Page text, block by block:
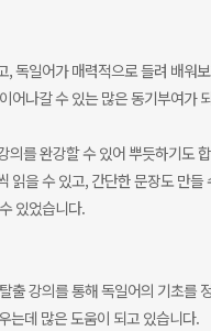
독일어가 매력적으로 들려 배
어나갈 수 있는 많은 동기부여가
의를 완강할 수 있어 뿌듯하기도
읽을 수 있고, 간단한 문장도 만들
있었습니다.
출 강의를 통해 독일어의 기초를
는데 많은 도움이 되고 있습니다.